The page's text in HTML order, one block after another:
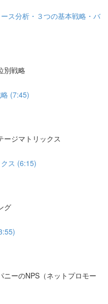
ス分析・３つの基本戦略・バ
別戦略
(7:45)
ジマトリックス
ス (6:15)
グ
ーのNPS（ネットプロモー